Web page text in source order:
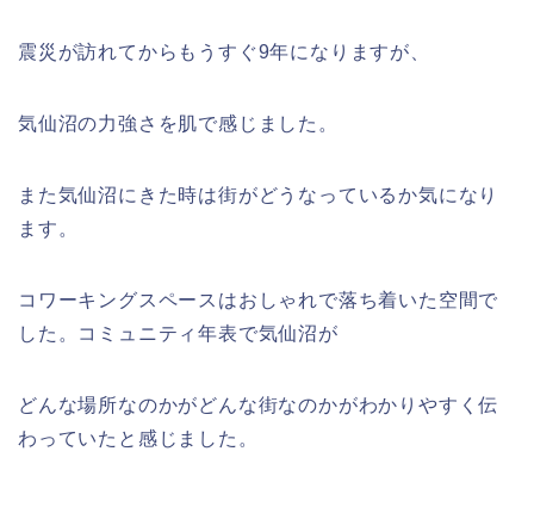
震災が訪れてからもうすぐ9年になりますが、
気仙沼の力強さを肌で感じました。
また気仙沼にきた時は街がどうなっているか気になり
ます。
コワーキングスペースはおしゃれで落ち着いた空間で
した。コミュニティ年表で気仙沼が
どんな場所なのかがどんな街なのかがわかりやすく伝
わっていたと感じました。